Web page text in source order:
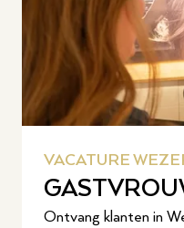
VACATURE
Ontvang klanten in